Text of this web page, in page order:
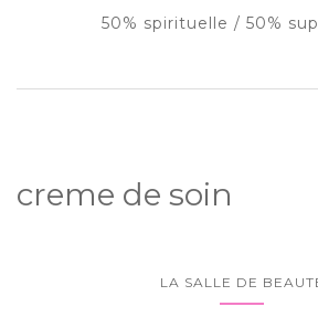
50% spirituelle / 50%
creme de soin
LA SALLE DE